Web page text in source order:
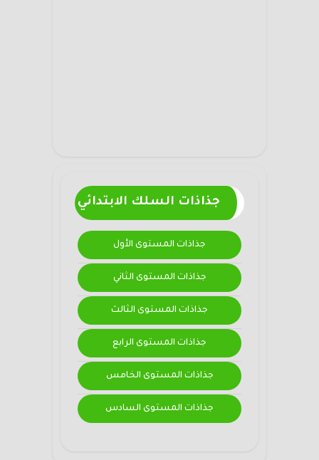
جذاذات السلك الابتدائي
جذاذات المستوى الأول
جذاذات المستوى الثاني
جذاذات المستوى الثالث
جذاذات المستوى الرابع
جذاذات المستوى الخامس
جذاذات المستوى السادس